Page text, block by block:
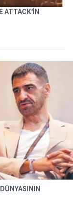
ATTACK'İN